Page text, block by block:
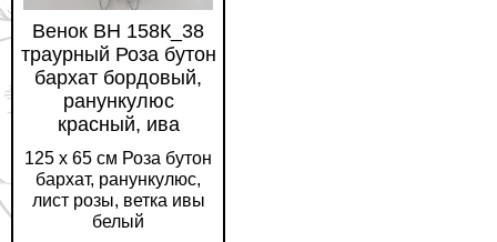
Венок ВН 158К_38
траурный Роза бутон
бархат бордовый,
ранункулюс
красный, ива
125 х 65 см Роза бутон
бархат, ранункулюс,
лист розы, ветка ивы
белый